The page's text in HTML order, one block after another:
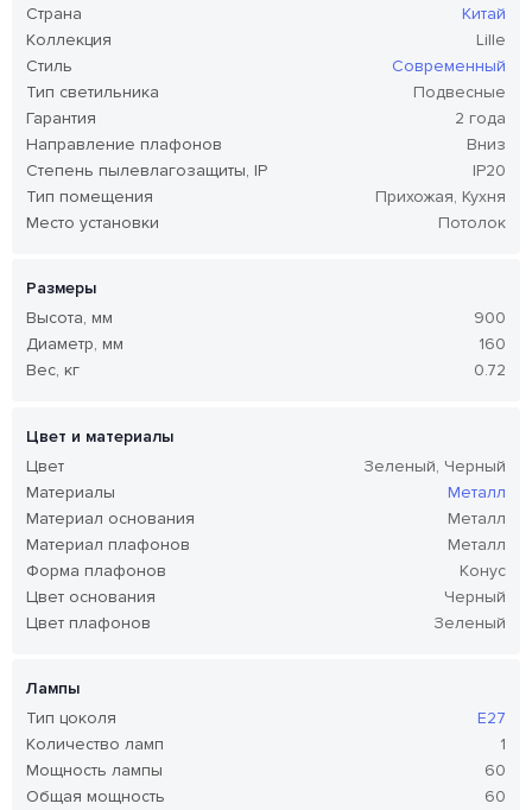
Страна
Китай
Коллекция
Lille
Стиль
Современный
Тип светильника
Подвесные
Гарантия
2 года
Направление плафонов
Вниз
Степень пылевлагозащиты, IP
IP20
Тип помещения
Прихожая, Кухня
Место установки
Потолок
Размеры
Высота, мм
900
Диаметр, мм
160
Вес, кг
0.72
Цвет и материалы
Цвет
Зеленый, Черный
Материалы
Металл
Материал основания
Металл
Материал плафонов
Металл
Форма плафонов
Конус
Цвет основания
Черный
Цвет плафонов
Зеленый
Лампы
Тип цоколя
E27
Количество ламп
1
Мощность лампы
60
Общая мощность
60